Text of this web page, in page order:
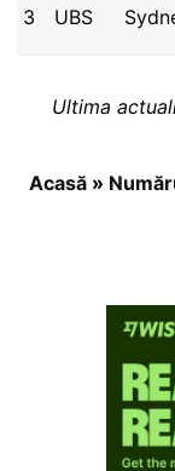
3 UBS
Ultima
Acasă »